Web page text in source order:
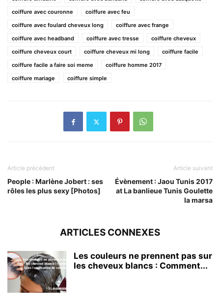
coiffure avec couronne
coiffure avec feu
coiffure avec foulard cheveux long
coiffure avec frange
coiffure avec headband
coiffure avec tresse
coiffure cheveux
coiffure cheveux court
coiffure cheveux mi long
coiffure facile
coiffure facile a faire soi meme
coiffure homme 2017
coiffure mariage
coiffure simple
Article précédent
People : Marlène Jobert : ses
rôles les plus sexy [Photos]
Article suivant
Évènement : Jaou Tunis 2017
at La banlieue Tunis Goulette
la marsa
ARTICLES CONNEXES
Les couleurs ne prennent pas sur
les cheveux blancs : Comment...